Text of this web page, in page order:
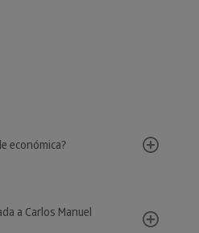
económica?
a Carlos Manuel